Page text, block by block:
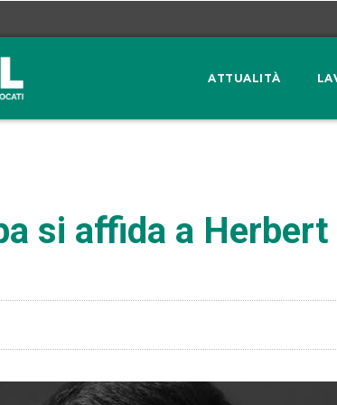
ATTUALITÀ
si affida a